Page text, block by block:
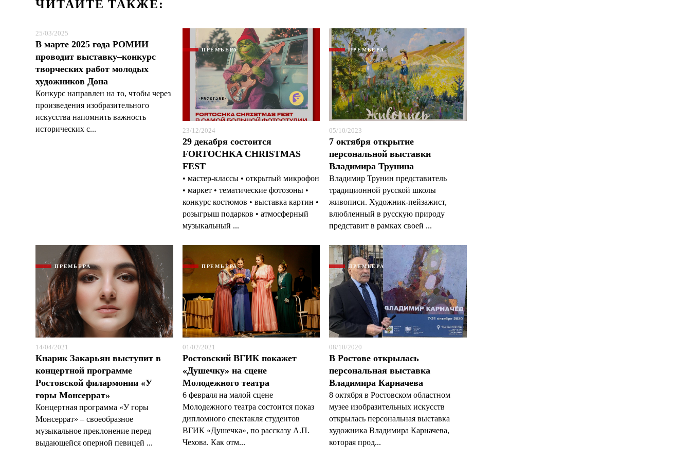
ЧИТАЙТЕ ТАКЖЕ:
25/03/2025
В марте 2025 года РОМИИ
проводит выставку–конкурс
творческих работ молодых
художников Дона
Конкурс направлен на то, чтобы через
произведения изобразительного
искусства напомнить важность
исторических с...
ПРЕМЬЕРА
23/12/2024
29 декабря состоится
FORTOCHKA CHRISTMAS
FEST
• мастер-классы • открытый микрофон
• маркет • тематические фотозоны •
конкурс костюмов • выставка картин •
розыгрыш подарков • атмосферный
музыкальный ...
ПРЕМЬЕРА
05/10/2023
7 октября открытие
персональной выставки
Владимира Трунина
Владимир Трунин представитель
традиционной русской школы
живописи. Художник-пейзажист,
влюбленный в русскую природу
представит в рамках своей ...
ПРЕМЬЕРА
14/04/2021
Кнарик Закарьян выступит в
концертной программе
Ростовской филармонии «У
горы Монсеррат»
Концертная программа «У горы
Монсеррат» – своеобразное
музыкальное преклонение перед
выдающейся оперной певицей ...
ПРЕМЬЕРА
01/02/2021
Ростовский ВГИК покажет
«Душечку» на сцене
Молодежного театра
6 февраля на малой сцене
Молодежного театра состоится показ
дипломного спектакля студентов
ВГИК «Душечка», по рассказу А.П.
Чехова. Как отм...
ПРЕМЬЕРА
08/10/2020
В Ростове открылась
персональная выставка
Владимира Карначева
8 октября в Ростовском областном
музее изобразительных искусств
открылась персональная выставка
художника Владимира Карначева,
которая прод...